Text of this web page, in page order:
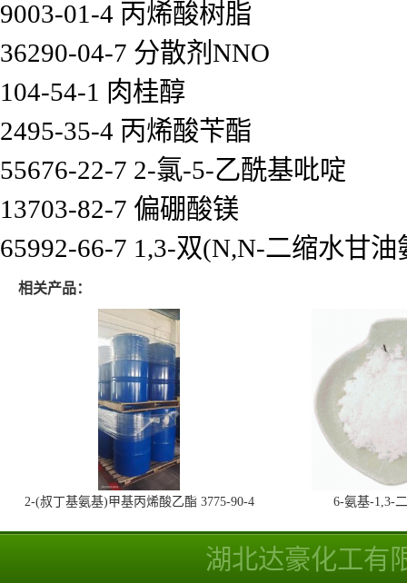
9003-01-4 丙烯酸树脂
36290-04-7 分散剂NNO
104-54-1 肉桂醇
2495-35-4 丙烯酸苄酯
55676-22-7 2-氯-5-乙酰基吡啶
13703-82-7 偏硼酸镁
65992-66-7 1,3-双(N,N-二缩水甘
相关产品：
2-(叔丁基氨基)甲基丙烯酸乙酯 3775-90-4 6-氨基-1,3-
湖北达豪化工有